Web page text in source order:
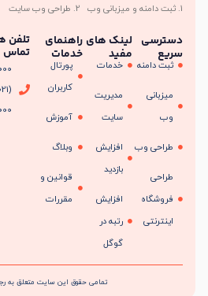
1. ثبت دامنه و میزبانی وب 2. طراحی وب سایت
دسترسی
سریع
ثبت دامنه
میزبانی
وب
طراحی وب
طراحی
فروشگاه
اینترنتی
لینک های
مفید
خدمات
مدیریت
سایت
افزایش
بازدید
افزایش
رتبه در
گوگل
راهنمای
خدمات
پورتال
کاربران
آموزش
وبلاگ
قوانین و
مقررات
تلفن
تماس
(021)
تمامی حقوق این سایت متعلق به